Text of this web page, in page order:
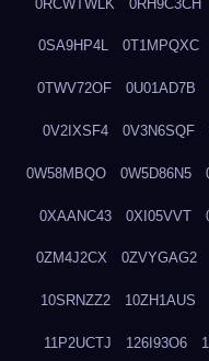
0RCWTWLK 0RH9C3CH
0SA9HP4L 0T1MPQXC
0TWV72OF 0U01AD7B
0V2IXSF4 0V3N6SQF
0W58MBQO 0W5D86N5
0XAANC43 0XI05VVT
0ZM4J2CX 0ZVYGAG2
10SRNZZ2 10ZH1AUS
11P2UCTJ 126I93O6